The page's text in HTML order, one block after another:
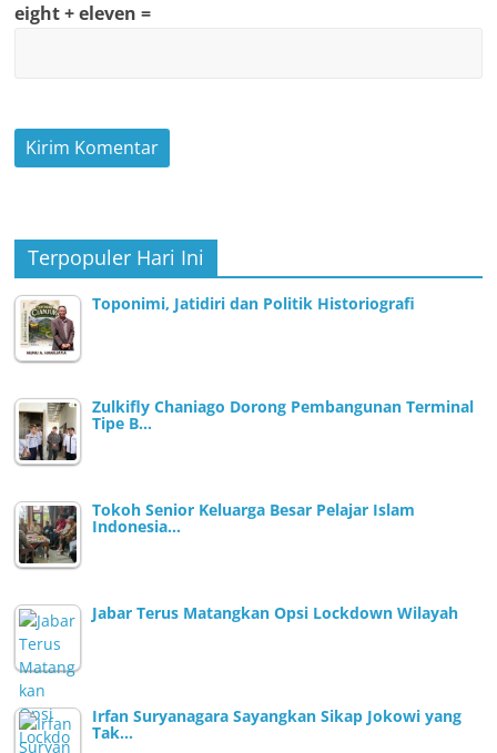
eight + eleven =
Terpopuler Hari Ini
Toponimi, Jatidiri dan Politik Historiografi
Zulkifly Chaniago Dorong Pembangunan Terminal
Tipe B…
Tokoh Senior Keluarga Besar Pelajar Islam
Indonesia…
Jabar Terus Matangkan Opsi Lockdown Wilayah
Irfan Suryanagara Sayangkan Sikap Jokowi yang
Tak…